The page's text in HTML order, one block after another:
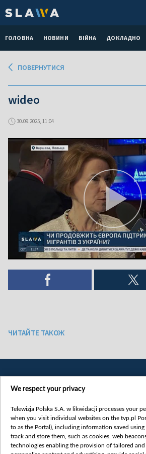
ГОЛОВНА НОВИНИ ВІЙНА ДОКЛАДНО
ПОВЕРНУТИСЯ
wideo
30.09.2025, 11:04
ЧИТАЙТЕ ТАКОЖ
Категорії
We respect your privacy
Telewizja Polska S.A. w likwidacji processes your
when you visit individual websites on the tvp.pl
to as the Portal), including information saved
track and store them, such as cookies, web
technologies enabling the provision of tailored and